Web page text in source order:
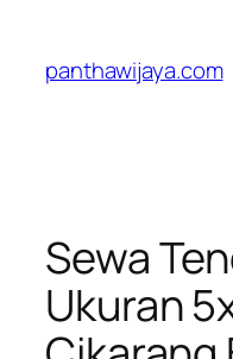
konten
panthawijaya.com
Sewa
Ukuran